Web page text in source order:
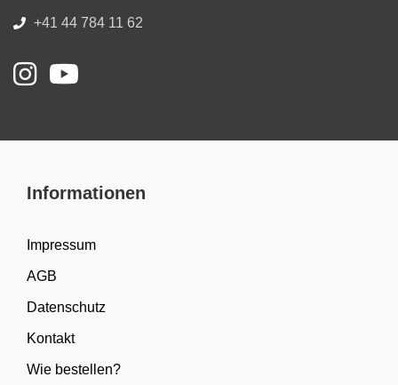
+41 44 784 11 62
Informationen
Impressum
AGB
Datenschutz
Kontakt
Wie bestellen?